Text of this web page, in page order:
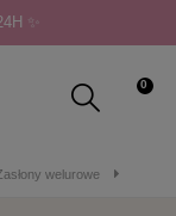
✨
0
welurowe